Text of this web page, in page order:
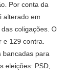
Por conta da
alterado em
coligações. O
e 129 contra.
bancadas para
eleições: PSD,